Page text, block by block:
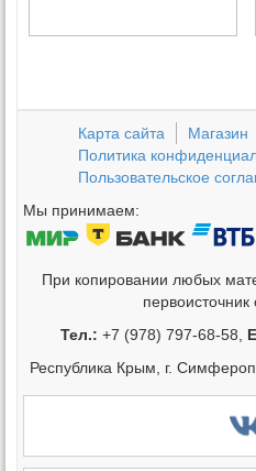
Карта сайта Магазин
Политика
Пользовательское
Мы принимаем:
При копировании любых
первоисточник
Тел.: +7 (978) 797-68-58,
Республика Крым, г.